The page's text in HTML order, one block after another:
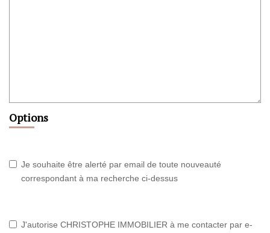
Options
Je souhaite être alerté par email de toute nouveauté
correspondant à ma recherche ci-dessus
J'autorise CHRISTOPHE IMMOBILIER à me contacter par e-